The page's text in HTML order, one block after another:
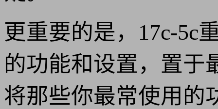
更重要的是，17c-5c
的功能和设置，置于
将那些你最常使用的